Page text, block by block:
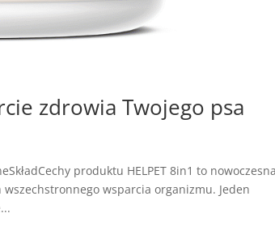
zdrowia Twojego psa
produktu HELPET 8in1 to
wsparcia organizmu. Jeden